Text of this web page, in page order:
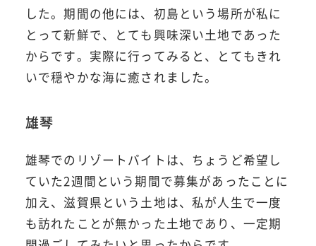
した。期間の他には、初島という場所が私に
とって新鮮で、とても興味深い土地であった
からです。実際に行ってみると、とてもきれ
いで穏やかな海に癒されました。
雄琴
雄琴でのリゾートバイトは、ちょうど希望し
ていた2週間という期間で募集があったことに
加え、滋賀県という土地は、私が人生で一度
も訪れたことが無かった土地であり、一定期